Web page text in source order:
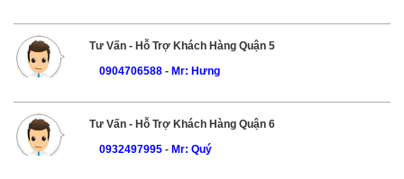
Tư Vấn - Hỗ Trợ Khách Hàng Quận 5
0904706588- Mr: Hưng
Tư Vấn - Hỗ Trợ Khách Hàng Quận 6
0932497995- Mr: Quý